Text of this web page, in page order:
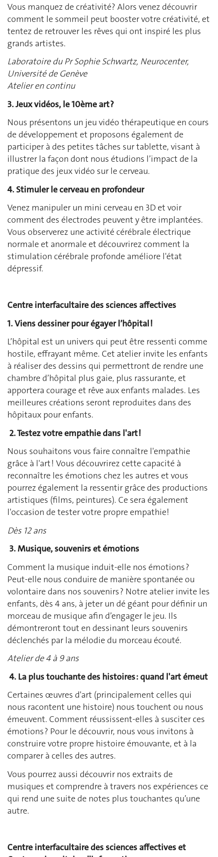
Vous manquez de créativité? Alors venez découvrir
comment le sommeil peut booster votre créativité, et
tentez de retrouver les rêves qui ont inspiré les plus
grands artistes.
Laboratoire du Pr Sophie Schwartz, Neurocenter,
Université de Genève
Atelier en continu
3. Jeux vidéos, le 10ème art ?
Nous présentons un jeu vidéo thérapeutique en cours
de développement et proposons également de
participer à des petites tâches sur tablette, visant à
illustrer la façon dont nous étudions l’impact de la
pratique des jeux vidéo sur le cerveau.
4. Stimuler le cerveau en profondeur
Venez manipuler un mini cerveau en 3D et voir
comment des électrodes peuvent y être implantées.
Vous observerez une activité cérébrale électrique
normale et anormale et découvrirez comment la
stimulation cérébrale profonde améliore l'état
dépressif.
Centre interfacultaire des sciences affectives
1. Viens dessiner pour égayer l’hôpital !
L’hôpital est un univers qui peut être ressenti comme
hostile, effrayant même. Cet atelier invite les enfants
à réaliser des dessins qui permettront de rendre une
chambre d’hôpital plus gaie, plus rassurante, et
apportera courage et rêve aux enfants malades. Les
meilleures créations seront reproduites dans des
hôpitaux pour enfants.
2. Testez votre empathie dans l'art !
Nous souhaitons vous faire connaître l'empathie
grâce à l'art ! Vous découvrirez cette capacité à
reconnaître les émotions chez les autres et vous
pourrez également la ressentir grâce des productions
artistiques (films, peintures). Ce sera également
l'occasion de tester votre propre empathie!
Dès 12 ans
3. Musique, souvenirs et émotions
Comment la musique induit-elle nos émotions ?
Peut-elle nous conduire de manière spontanée ou
volontaire dans nos souvenirs ? Notre atelier invite les
enfants, dès 4 ans, à jeter un dé géant pour définir un
morceau de musique afin d’engager le jeu. Ils
démontreront tout en dessinant leurs souvenirs
déclenchés par la mélodie du morceau écouté.
Atelier de 4 à 9 ans
4. La plus touchante des histoires : quand l'art émeut
Certaines œuvres d'art (principalement celles qui
nous racontent une histoire) nous touchent ou nous
émeuvent. Comment réussissent-elles à susciter ces
émotions ? Pour le découvrir, nous vous invitons à
construire votre propre histoire émouvante, et à la
comparer à celles des autres.
Vous pourrez aussi découvrir nos extraits de
musiques et comprendre à travers nos expériences ce
qui rend une suite de notes plus touchantes qu’une
autre.
Centre interfacultaire des sciences affectives et